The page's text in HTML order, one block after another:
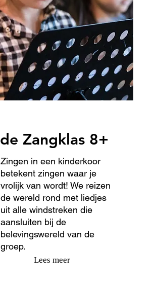
de Zangklas 8+
Zingen in een kinderkoor
betekent zingen waar je
vrolijk van wordt! We reizen
de wereld rond met liedjes
uit alle windstreken die
aansluiten bij de
belevingswereld van de
groep.
Lees meer